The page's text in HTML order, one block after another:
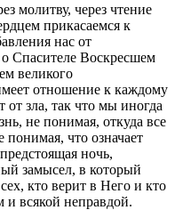
молитву, через чтение
прикасаемся к
нас от
Спасителе Воскресшем
великого
отношение к каждому
от зла, так что мы иногда
не понимая, откуда все
понимая, что означает
ночь,
замысел, в который
кто верит в Него и кто
и всякой неправдой.